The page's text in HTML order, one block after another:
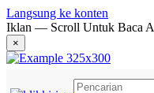
Langsung ke konten
Iklan — Scroll Untuk Baca
×